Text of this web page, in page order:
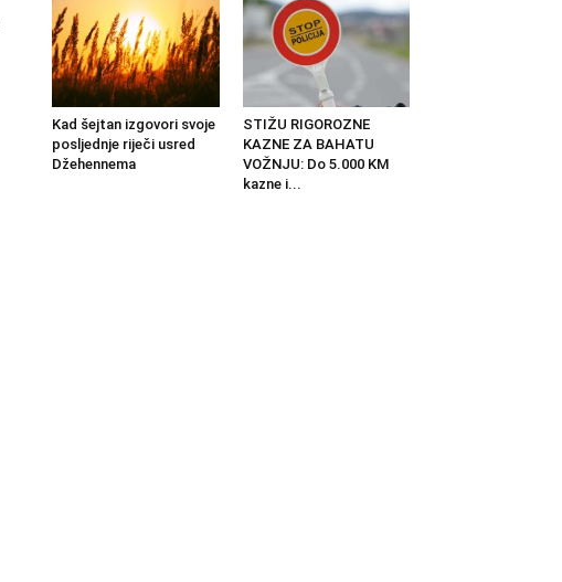
Kad šejtan izgovori svoje
posljednje riječi usred
Džehennema
STIŽU RIGOROZNE
KAZNE ZA BAHATU
VOŽNJU: Do 5.000 KM
kazne i...